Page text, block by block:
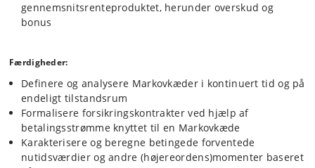
gennemsnitsrenteproduktet, herunder overskud og
bonus
Færdigheder:
Definere og analysere Markovkæder i kontinuert tid og på
endeligt tilstandsrum
Formalisere forsikringskontrakter ved hjælp af
betalingsstrømme knyttet til en Markovkæde
Karakterisere og beregne betingede forventede
nutidsværdier og andre (højereordens)momenter baseret